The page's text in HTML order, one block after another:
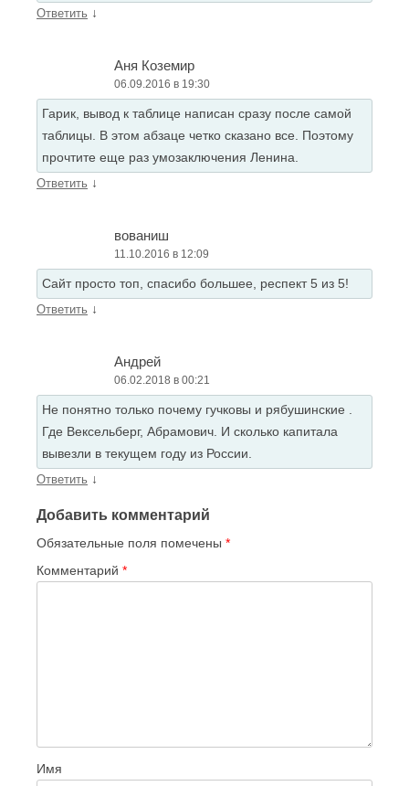
Ответить ↓
Аня Коземир
06.09.2016 в 19:30
Гарик, вывод к таблице написан сразу после самой
таблицы. В этом абзаце четко сказано все. Поэтому
прочтите еще раз умозаключения Ленина.
Ответить ↓
вованиш
11.10.2016 в 12:09
Сайт просто топ, спасибо большее, респект 5 из 5!
Ответить ↓
Андрей
06.02.2018 в 00:21
Не понятно только почему гучковы и рябушинские .
Где Вексельберг, Абрамович. И сколько капитала
вывезли в текущем году из России.
Ответить ↓
Добавить комментарий
Обязательные поля помечены *
Комментарий *
Имя